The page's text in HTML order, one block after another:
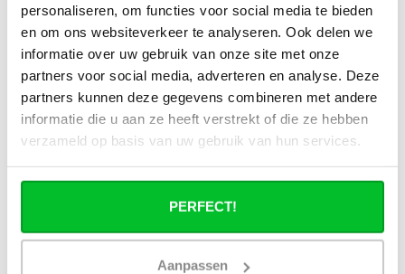
personaliseren, om functies voor social media te bieden
en om ons websiteverkeer te analyseren. Ook delen we
informatie over uw gebruik van onze site met onze
partners voor social media, adverteren en analyse. Deze
partners kunnen deze gegevens combineren met andere
informatie die u aan ze heeft verstrekt of die ze hebben
verzameld op basis van uw gebruik van hun services.
PERFECT!
Aanpassen
Kan ik alle radiatoren op de website
toepassen in combinatie met
stadsverwarming?
Werkt een paneelradiator ook bij 40
graden aanvoertemperatuur?
Simon helpt je graag en kan al je vragen beantwoorden.